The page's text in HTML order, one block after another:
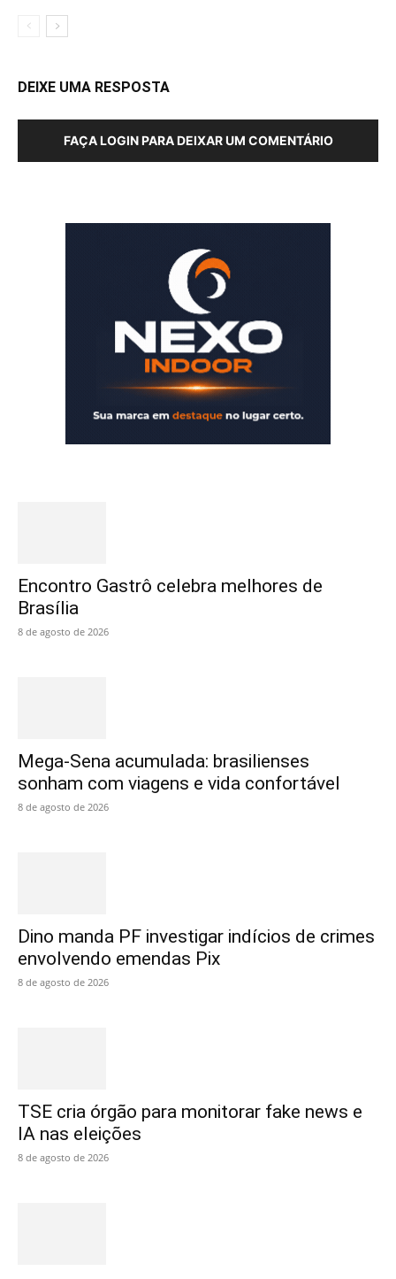
DEIXE UMA RESPOSTA
FAÇA LOGIN PARA DEIXAR UM COMENTÁRIO
Encontro Gastrô celebra melhores de
Brasília
8 de agosto de 2026
Mega-Sena acumulada: brasilienses
sonham com viagens e vida confortável
8 de agosto de 2026
Dino manda PF investigar indícios de crimes
envolvendo emendas Pix
8 de agosto de 2026
TSE cria órgão para monitorar fake news e
IA nas eleições
8 de agosto de 2026